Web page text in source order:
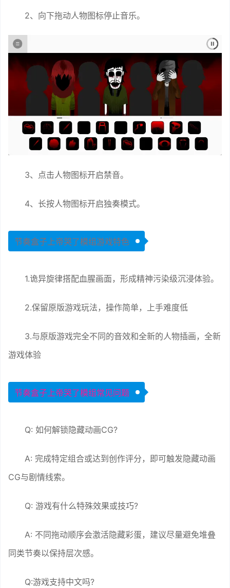
2、向下拖动人物图标停止音乐。
3、点击人物图标开启禁音。
4、长按人物图标开启独奏模式。
节奏盒子上帝哭了模组游戏特色
1.诡异旋律搭配血腥画面，形成精神污染级沉浸体验。
2.保留原版游戏玩法，操作简单，上手难度低
3.与原版游戏完全不同的音效和全新的人物插画，全新
游戏体验
节奏盒子上帝哭了模组常见问题
Q: 如何解锁隐藏动画CG?
A: 完成特定组合或达到创作评分，即可触发隐藏动画
CG与剧情线索。
Q: 游戏有什么特殊效果或技巧?
A: 不同拖动顺序会激活隐藏彩蛋，建议尽量避免堆叠
同类节奏以保持层次感。
Q:游戏支持中文吗?